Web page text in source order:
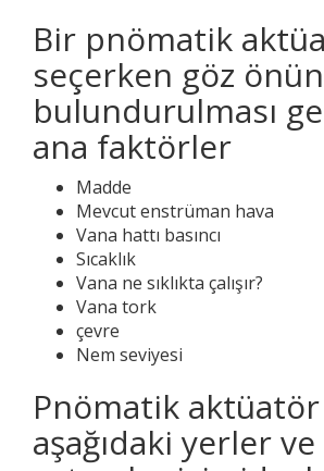
Bir pnömatik
seçerken göz
bulundurulması
ana faktörler
Madde
Mevcut enstrüman hava
Vana hattı basıncı
Sıcaklık
Vana ne sıklıkta çalışır?
Vana tork
çevre
Nem seviyesi
Pnömatik aktüatör
aşağıdaki yerler ve